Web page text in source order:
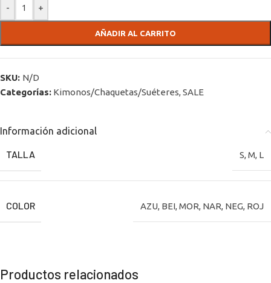
- +
AÑADIR AL CARRITO
SKU: N/D
Categorías: Kimonos/Chaquetas/Suéteres, SALE
Información adicional
TALLA S, M, L
COLOR AZU, BEI, MOR, NAR, NEG, ROJ
Productos relacionados